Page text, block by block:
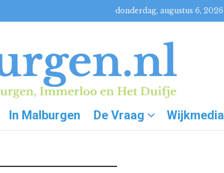
donderdag, augustus 6, 2026
In Malburgen De Vraag Wijkmedia